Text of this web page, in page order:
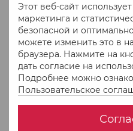
Этот веб-сайт
маркетинга и
безопасной и
можете изменить это в
браузера. Нажмите на
дать согласие на
Подробнее можно
Пользовательское
В избранное